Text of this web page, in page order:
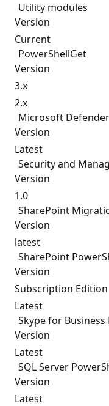
Utility modules
Version
Current
PowerShellGet
Version
3.x
2.x
Microsoft
Version
Latest
Security and
Version
1.0
SharePoint
Version
latest
SharePoint
Version
Subscription Edition
Latest
Skype for Business
Version
Latest
SQL Server
Version
Latest